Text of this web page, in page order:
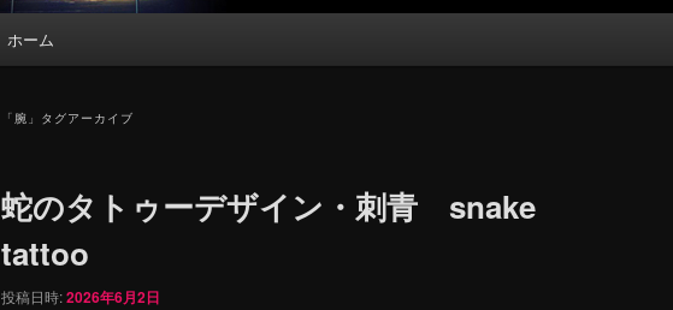
ホーム
「 腕 」タグアーカイブ
蛇のタトゥーデザイン・刺青 snake
tattoo
投稿日時:2026年6月2日